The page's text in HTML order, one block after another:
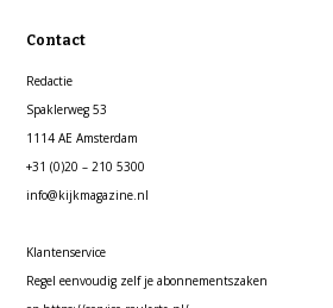
Contact
Redactie
Spaklerweg 53
1114 AE Amsterdam
+31 (0)20 – 210 5300
info@kijkmagazine.nl
Klantenservice
Regel eenvoudig zelf je abonnementszaken